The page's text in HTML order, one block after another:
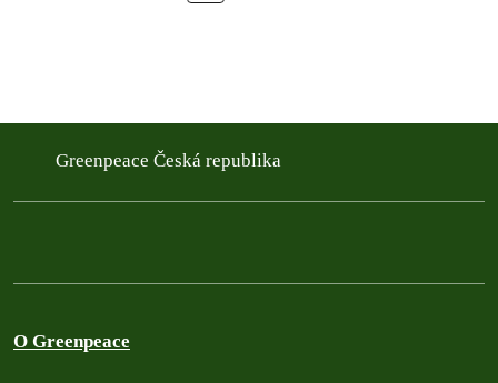
Greenpeace Česká republika
O Greenpeace